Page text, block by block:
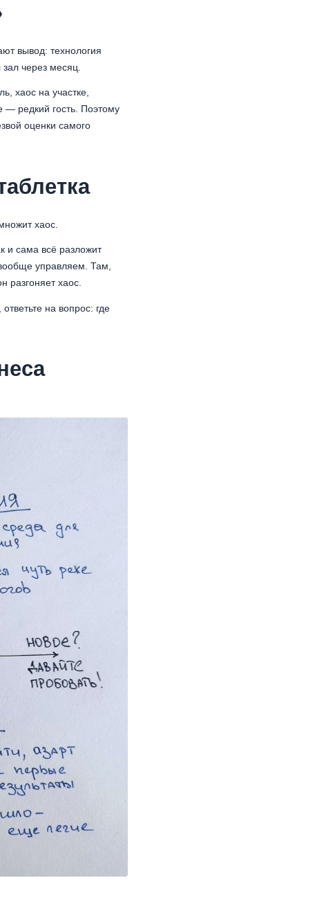
вывод: технология
через месяц.
хаос на участке,
— редкий гость. Поэтому
оценки самого
хаос.
и сама всё разложит
управляем. Там,
разгоняет хаос.
на вопрос: где